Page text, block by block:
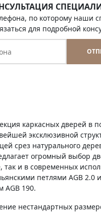
по которому наши
для подробной
каркасных дверей в
эксклюзивной
срез натурального
огромный выбор
так и в современных
петлями AGB 2.0 и
AGB 190.
нестандартных